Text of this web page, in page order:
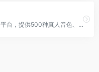
效果逼真的在线文本转语音AI配音平台，提供500种真人音色、1500种二次元音色